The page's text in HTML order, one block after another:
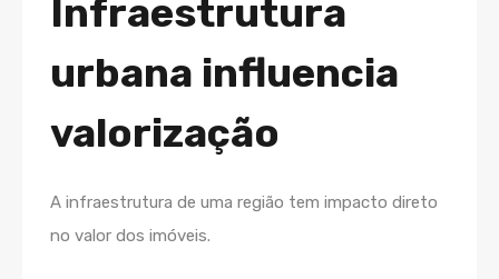
Infraestrutura
urbana influencia
valorização
A infraestrutura de uma região tem impacto direto
no valor dos imóveis.